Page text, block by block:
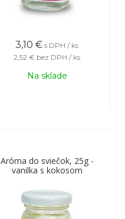
3,10 € s DPH / ks
2,52 € bez DPH / ks
Na sklade
Aróma do sviečok, 25g -
vanilka s kokosom